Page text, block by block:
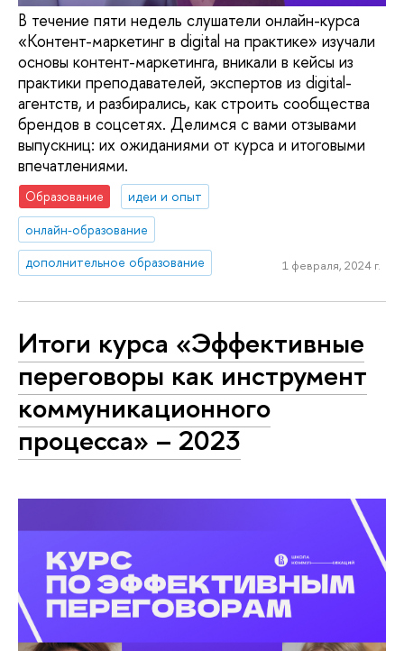
В течение пяти недель слушатели онлайн-курса
«Контент-маркетинг в digital на практике» изучали
основы контент-маркетинга, вникали в кейсы из
практики преподавателей, экспертов из digital-
агентств, и разбирались, как строить сообщества
брендов в соцсетях. Делимся с вами отзывами
выпускниц: их ожиданиями от курса и итоговыми
впечатлениями.
Образование
идеи и опыт
онлайн-образование
дополнительное образование
1 февраля, 2024 г.
Итоги курса «Эффективные
переговоры как инструмент
коммуникационного
процесса» – 2023